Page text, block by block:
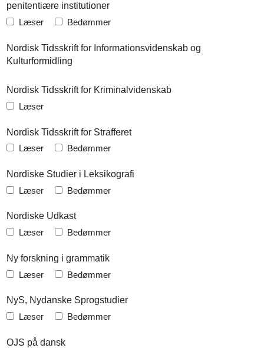
penitentiære institutioner
Læser Bedømmer
Nordisk Tidsskrift for Informationsvidenskab og
Kulturformidling
Nordisk Tidsskrift for Kriminalvidenskab
Læser
Nordisk Tidsskrift for Strafferet
Læser Bedømmer
Nordiske Studier i Leksikografi
Læser Bedømmer
Nordiske Udkast
Læser Bedømmer
Ny forskning i grammatik
Læser Bedømmer
NyS, Nydanske Sprogstudier
Læser Bedømmer
OJS på dansk